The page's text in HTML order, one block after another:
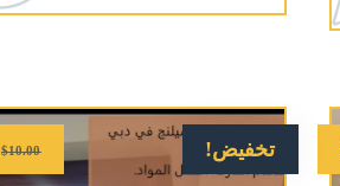
تخفيض! $10.00